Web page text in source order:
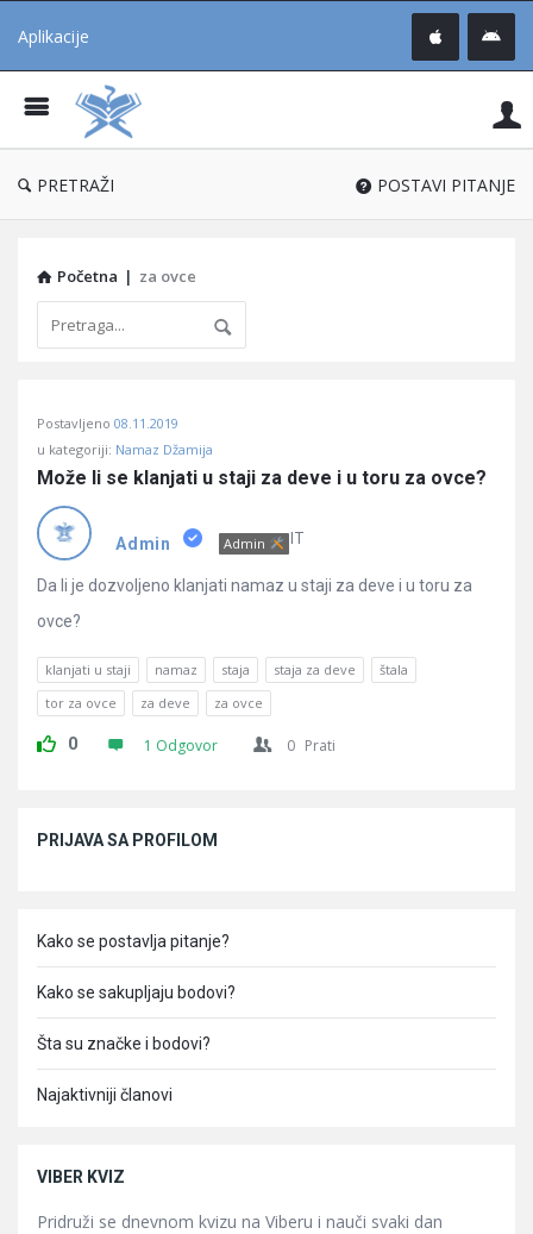
Aplikacije
®
PRETRAŽI POSTAVI PITANJE
Početna | za ovce
Učene
Latest
Pitanja
Postavljeno 08.11.2019
u kategoriji: Namaz Džamija
Može li se klanjati u staji za deve i u toru za ovce?
Admin Admin IT
Da li je dozvoljeno klanjati namaz u staji za deve i u toru za
ovce?
klanjati u staji namaz staja staja za deve
štala
tor za ovce
za deve za ovce
0 1 Odgovor 0 Prati
PRIJAVA SA PROFILOM
Kako se postavlja pitanje?
Kako se sakupljaju bodovi?
Šta su značke i bodovi?
Najaktivniji članovi
VIBER KVIZ
Pridruži se dnevnom kvizu na Viberu i nauči svaki dan